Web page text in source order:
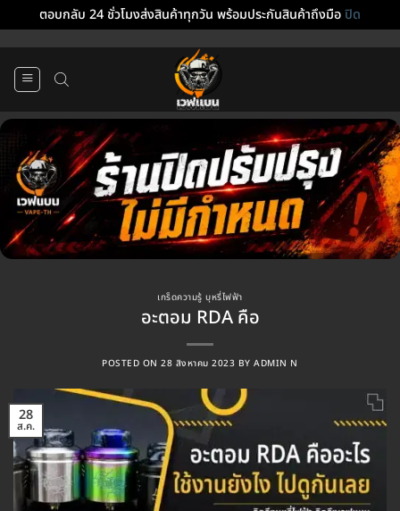
ตอบกลับ 24 ชั่วโมงส่งสินค้าทุกวัน พร้อมประกันสินค้าถึงมือปิด
เกร็ดความรู้ บุหรี่ไฟฟ้า
อะตอม RDA คือ
POSTED ON28 สิงหาคม 2023 BYADMIN N
28
ส.ค.